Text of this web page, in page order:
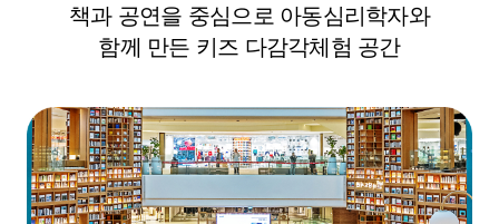
책과 공연을 중심으로 아동심리학자와
함께 만든 키즈 다감각체험 공간